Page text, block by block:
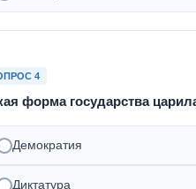
4
форма государства
Демократия
Диктатура